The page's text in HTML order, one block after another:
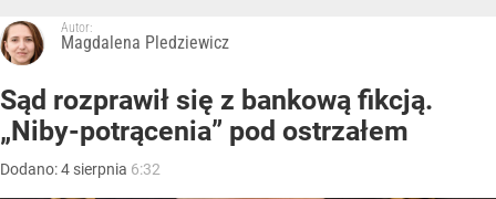
Autor:
Magdalena Pledziewicz
Sąd rozprawił się z bankową fikcją.
„Niby-potrącenia” pod ostrzałem
Dodano:4 sierpnia 6:32